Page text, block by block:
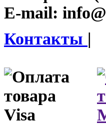
E-mail:
Контакты |